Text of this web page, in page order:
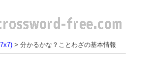
> 分かるかな？ことわざの基本情報